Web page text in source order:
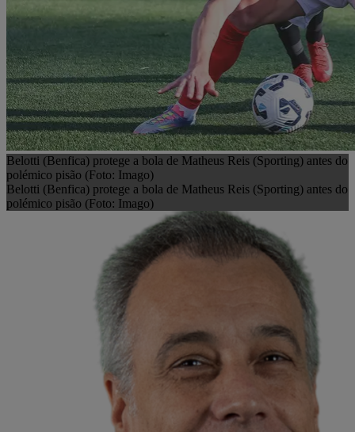
Belotti (Benfica) protege a bola de Matheus Reis (Sporting) antes do
polémico pisão (Foto: Imago)
Belotti (Benfica) protege a bola de Matheus Reis (Sporting) antes do
polémico pisão (Foto: Imago)